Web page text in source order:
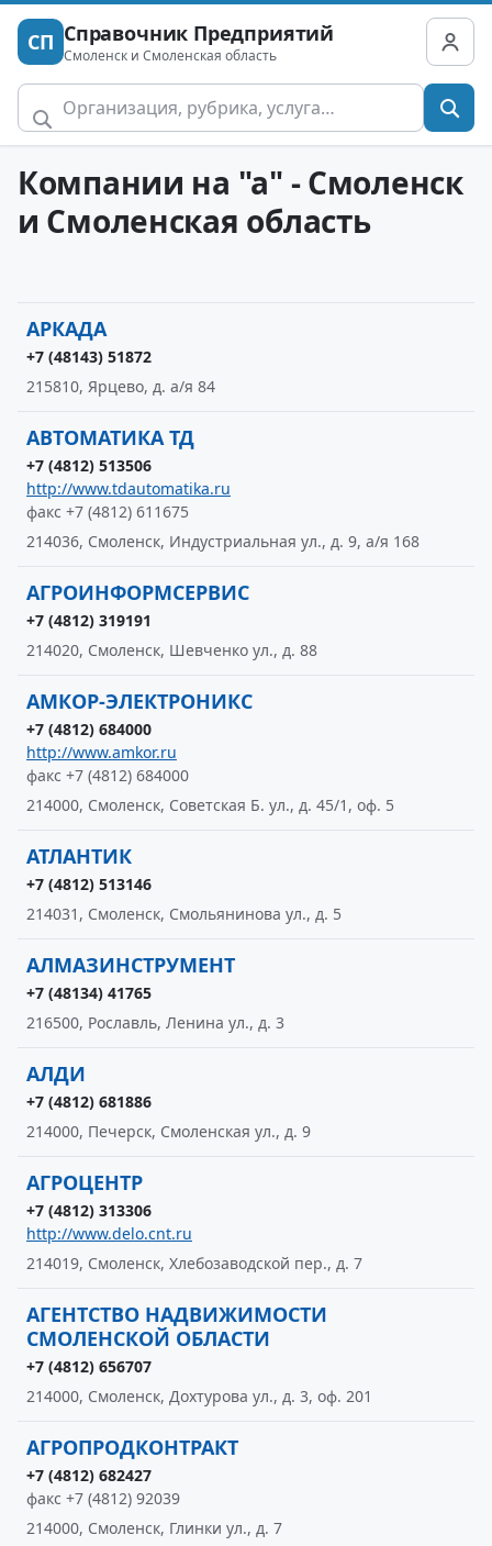
СП Справочник Предприятий
Смоленск и Смоленская область
Компании на "а" - Смоленск
и Смоленская область
АРКАДА
+7 (48143) 51872
215810, Ярцево, д. а/я 84
АВТОМАТИКА ТД
+7 (4812) 513506
http://www.tdautomatika.ru
факс +7 (4812) 611675
214036, Смоленск, Индустриальная ул., д. 9, а/я 168
АГРОИНФОРМСЕРВИС
+7 (4812) 319191
214020, Смоленск, Шевченко ул., д. 88
АМКОР-ЭЛЕКТРОНИКС
+7 (4812) 684000
http://www.amkor.ru
факс +7 (4812) 684000
214000, Смоленск, Советская Б. ул., д. 45/1, оф. 5
АТЛАНТИК
+7 (4812) 513146
214031, Смоленск, Смольянинова ул., д. 5
АЛМАЗИНСТРУМЕНТ
+7 (48134) 41765
216500, Рославль, Ленина ул., д. 3
АЛДИ
+7 (4812) 681886
214000, Печерск, Смоленская ул., д. 9
АГРОЦЕНТР
+7 (4812) 313306
http://www.delo.cnt.ru
214019, Смоленск, Хлебозаводской пер., д. 7
АГЕНТСТВО НАДВИЖИМОСТИ
СМОЛЕНСКОЙ ОБЛАСТИ
+7 (4812) 656707
214000, Смоленск, Дохтурова ул., д. 3, оф. 201
АГРОПРОДКОНТРАКТ
+7 (4812) 682427
факс +7 (4812) 92039
214000, Смоленск, Глинки ул., д. 7